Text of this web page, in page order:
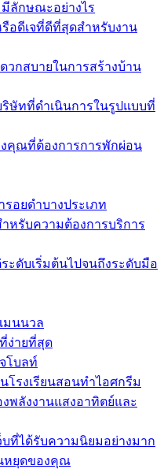
มีลักษณะอย่างไร
อดีเจที่ดีที่สุดสำหรับงาน
วกสบายในการสร้างบ้าน
ษัทที่ดำเนินการในรูปแบบที่
งคุณที่ต้องการการพักผ่อน
อยดำบางประเภท
หรับความต้องการบริการ
ะดับเริ่มต้นไปจนถึงระดับมือ
มนนวล
ง่ายที่สุด
โบลท์
โรงเรียนสอนทำไอศกรีม
งพลังงานแสงอาทิตย์และ
บที่ได้รับความนิยมอย่างมาก
นหยุดของคุณ